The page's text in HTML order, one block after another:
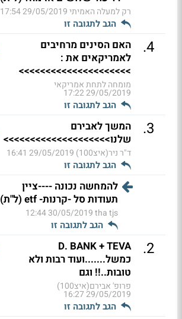
רק למעלה האמיתי29/05/2019 17:54
הגב לתגובה זו
4
.
האם הסינים מרחיבים
לאמריקאים את :
>>>>>>>>>>>>>>>>>>>>>
מומחה לתחת אמריקאי
29/05/2019 17:22
הגב לתגובה זו
3
.
המשך לאבירם
שלנו>>>>>>>>>>>>>>>>>>>>
ד"ר ניר(איצ100) 29/05/2019 16:41
הגב לתגובה זו
להמחשה נכונה ----ציין
תעודות סל -קרנות- etf (ל"ת)
tha tjs
30/05/2019 12:44
הגב לתגובה זו
2
.
D. BANK + TEVA
כמשל.......ועוד רבות ולא
טובות..!! וגם
פרופ' אבירם(איצ100)
29/05/2019 16:27
הגב לתגובה זו